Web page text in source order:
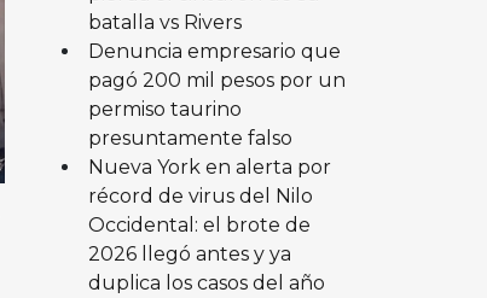
batalla vs Rivers
Denuncia empresario que
pagó 200 mil pesos por un
permiso taurino
presuntamente falso
Nueva York en alerta por
récord de virus del Nilo
Occidental: el brote de
2026 llegó antes y ya
duplica los casos del año